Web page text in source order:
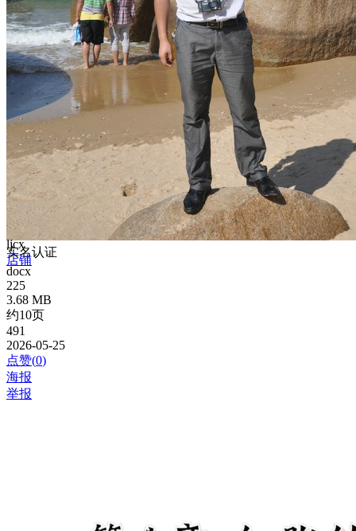
ljcx
实名认证
店铺
docx
225
3.68 MB
约10页
491
2026-05-25
点赞(0)
海报
举报